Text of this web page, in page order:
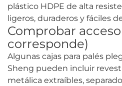
plástico HDPE de alta
ligeros, duraderos y fáciles
Comprobar
corresponde)
Algunas cajas para palés
Sheng pueden incluir
metálica extraíbles,